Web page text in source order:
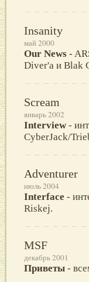
Insanity
май 2000
Our News -
Diver'а и Blak
Scream
январь 2002
Interview -
CyberJack/
Adventurer
июль 2004
Interface -
Riskej.
MSF
декабрь 2001
Пpиветы -